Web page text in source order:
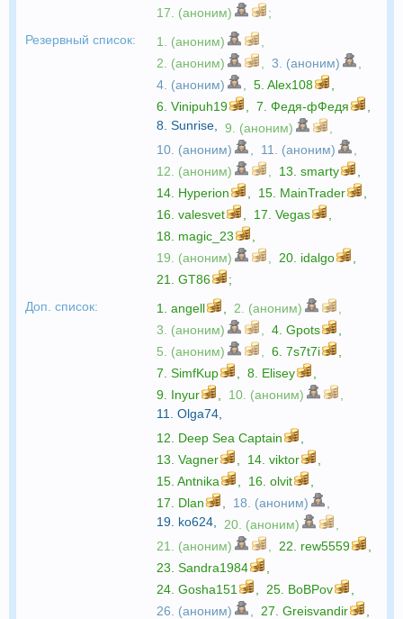
17. (аноним)
;
Резервный список:
1. (аноним)
2. (аноним)
3. (аноним)
4. (аноним)
5. Alex108
6. Vinipuh19 7. Федя-фФедя
8. Sunrise 9. (аноним)
10. (аноним)
11. (аноним)
12. (аноним)
13. smarty
14. Hyperion 15. MainTrader
16. valesvet 17. Vegas
18. magic_23
19. (аноним)
20. idalgo
21. GT86
;
Доп. список:
1. angell 2. (аноним)
3. (аноним)
4. Gpots
5. (аноним)
6. 7s7t7i
7. SimfKup 8. Elisey
9. Inyur 10. (аноним)
11. Olga74
12. Deep Sea Captain
13. Vagner 14. viktor
15. Antnika 16. olvit
17. Dlan 18. (аноним)
19. ko624 20. (аноним)
21. (аноним)
22. rew5559
23. Sandra1984
24. Gosha151 25. BoBPov
26. (аноним)
27. Greisvandir